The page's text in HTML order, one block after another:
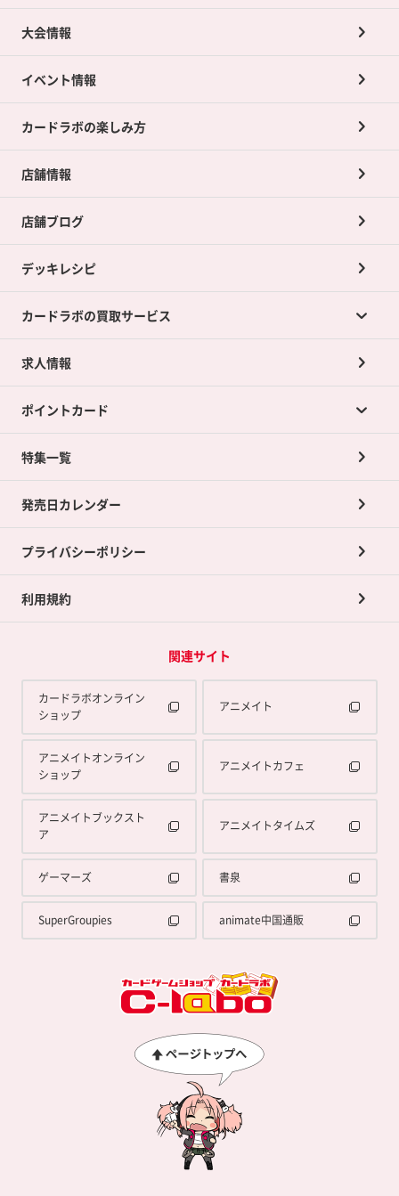
大会情報
イベント情報
カードラボの楽しみ方
店舗情報
店舗ブログ
デッキレシピ
カードラボの買取サービス
カードラボの買取サービスTOP
店舗買取について
ネット買取について
買取承諾書について
求人情報
ポイントカード
ポイントカードTOP
ポイント交換景品
特集一覧
発売日カレンダー
プライバシーポリシー
利用規約
関連サイト
カードラボオンライン
ショップ
アニメイト
アニメイトオンライン
ショップ
アニメイトカフェ
アニメイトブックスト
ア
アニメイトタイムズ
ゲーマーズ 書泉
SuperGroupies animate中国通販